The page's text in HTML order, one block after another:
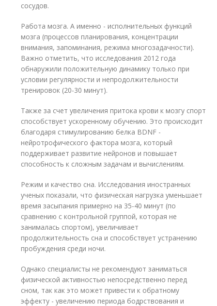
сосудов.
Работа мозга. А именно - исполнительных функций
мозга (процессов планирования, концентрации
внимания, запоминания, режима многозадачности).
Важно отметить, что исследования 2012 года
обнаружили положительную динамику только при
условии регулярности и непродолжительности
тренировок (20-30 минут).
Также за счет увеличения притока крови к мозгу спорт
способствует ускоренному обучению. Это происходит
благодаря стимулированию белка BDNF -
нейротрофического фактора мозга, который
поддерживает развитие нейронов и повышает
способность к сложным задачам и вычислениям.
Режим и качество сна. Исследования иностранных
ученых показали, что физическая нагрузка уменьшает
время засыпания примерно на 35-40 минут (по
сравнению с контрольной группой, которая не
занималась спортом), увеличивает
продолжительность сна и способствует устранению
пробуждения среди ночи.
Однако специалисты не рекомендуют заниматься
физической активностью непосредственно перед
сном, так как это может привести к обратному
эффекту - увеличению периода бодрствования и